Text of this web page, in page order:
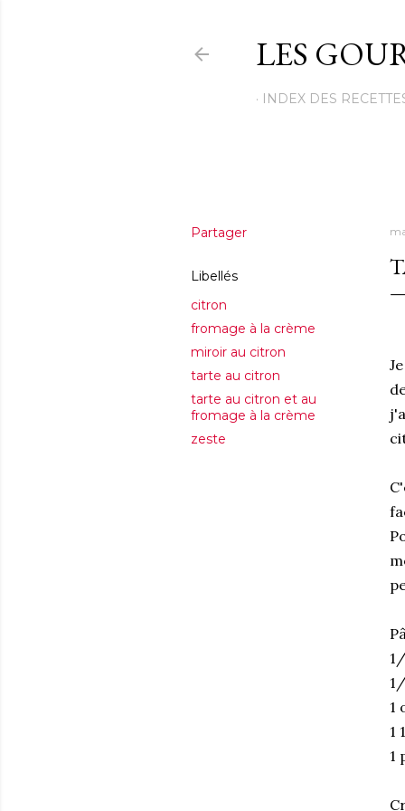
LES
INDEX DES
Partager
Libellés
citron
fromage à la crème
miroir au citron
tarte au citron
tarte au citron et au
fromage à la crème
zeste
1
1
1